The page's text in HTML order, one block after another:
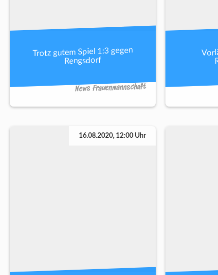
Trotz gutem Spiel 1:3 gegen
Rengsdorf
News Frauenmannschaft
16.08.2020, 12:00 Uhr